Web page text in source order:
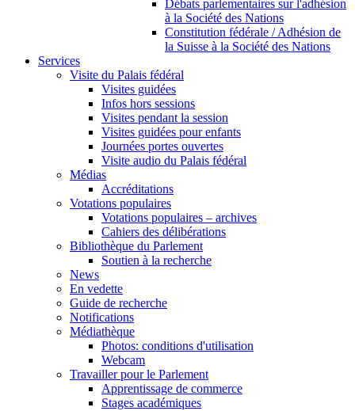
Débats parlementaires sur l'adhésion
à la Société des Nations
Constitution fédérale / Adhésion de
la Suisse à la Société des Nations
Services
Visite du Palais fédéral
Visites guidées
Infos hors sessions
Visites pendant la session
Visites guidées pour enfants
Journées portes ouvertes
Visite audio du Palais fédéral
Médias
Accréditations
Votations populaires
Votations populaires – archives
Cahiers des délibérations
Bibliothèque du Parlement
Soutien à la recherche
News
En vedette
Guide de recherche
Notifications
Médiathèque
Photos: conditions d'utilisation
Webcam
Travailler pour le Parlement
Apprentissage de commerce
Stages académiques